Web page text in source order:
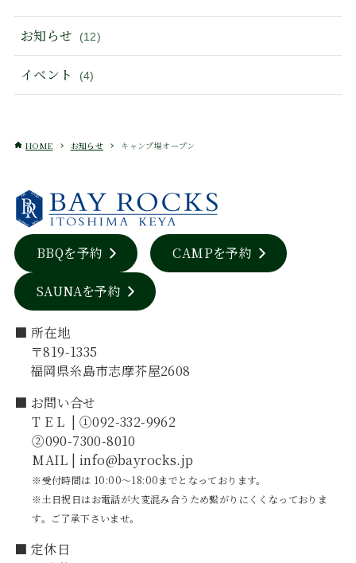
お知らせ (12)
イベント (4)
HOME お知らせ キャンプ場オープン
BBQを予約 CAMPを予約
SAUNAを予約
■ 所在地
〒819-1335
福岡県糸島市志摩芥屋2608
■ お問い合せ
TEL | ①092-332-9962
②090-7300-8010
MAIL | info@bayrocks.jp
※受付時間は 10:00～18:00までとなっております。
※土日祝日はお電話が大変混み合うため繋がりにくくなっておりま
す。ご了承下さいませ。
■ 定休日